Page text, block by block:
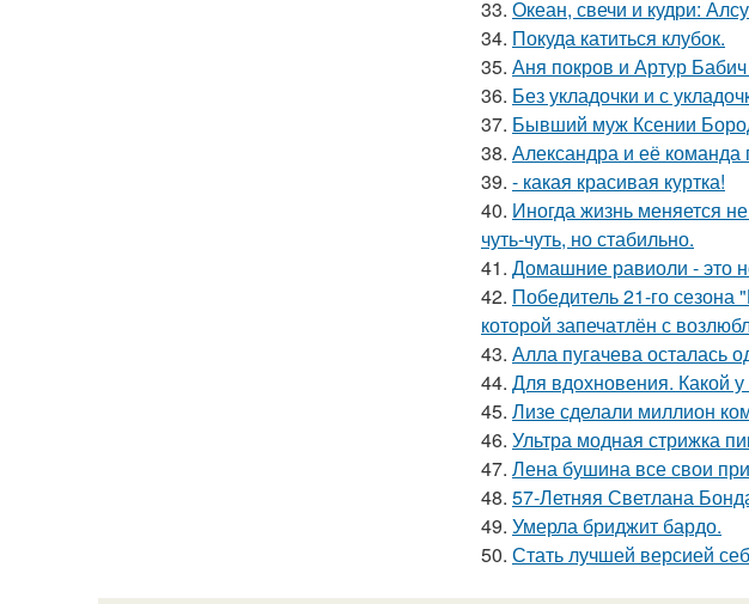
33. Океан, свечи и кудри:
34. Покуда катиться клубок.
35. Аня покров и Артур
36. Без укладочки и с
37. Бывший муж Ксении
38. Александра и её
39. - какая красивая куртка!
40. Иногда жизнь меняется
чуть-чуть, но стабильно.
41. Домашние равиоли - это
42. Победитель 21-го
которой запечатлён с
43. Алла пугачева осталась
44. Для вдохновения. Какой
45. Лизе сделали миллион
46. Ультра модная стрижка
47. Лена бушина все свои
48. 57-Летняя Светлана
49. Умерла бриджит бардо.
50. Стать лучшей версией